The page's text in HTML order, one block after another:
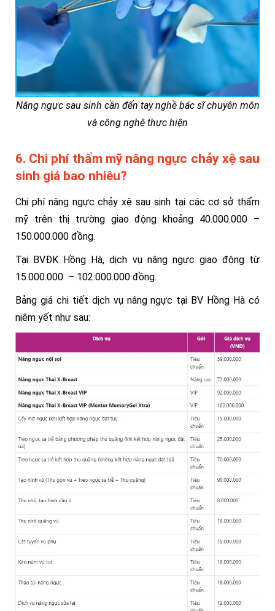
Nâng ngực sau sinh cần đến tay nghề bác sĩ chuyên môn
và công nghệ thực hiện
6. Chi phí thẩm mỹ nâng ngực chảy xệ sau
sinh giá bao nhiêu?
Chi phí nâng ngực chảy xệ sau sinh tại các cơ sở thẩm
mỹ trên thị trường giao động khoảng 40.000.000 –
150.000.000 đồng.
Tại BVĐK Hồng Hà, dịch vụ nâng ngực giao động từ
15.000.000 – 102.000.000 đồng.
Bảng giá chi tiết dịch vụ nâng ngực tại BV Hồng Hà có
niêm yết như sau: